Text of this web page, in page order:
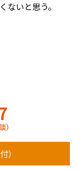
ないと思う。
）